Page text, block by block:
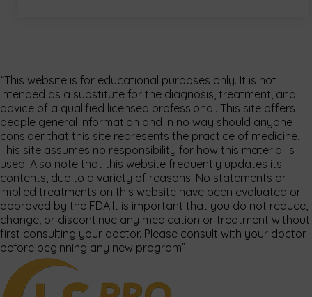
“This website is for educational purposes only. It is not
intended as a substitute for the diagnosis, treatment, and
advice of a qualified licensed professional. This site offers
people general information and in no way should anyone
consider that this site represents the practice of medicine.
This site assumes no responsibility for how this material is
used. Also note that this website frequently updates its
contents, due to a variety of reasons. No statements or
implied treatments on this website have been evaluated or
approved by the FDA.It is important that you do not reduce,
change, or discontinue any medication or treatment without
first consulting your doctor. Please consult with your doctor
before beginning any new program”